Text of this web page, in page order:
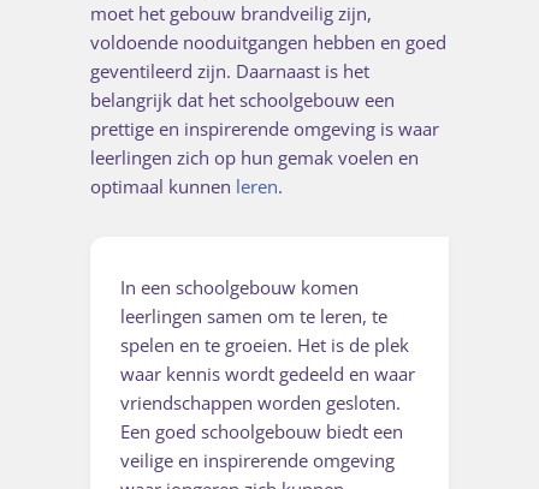
moet het gebouw brandveilig zijn,
voldoende nooduitgangen hebben en goed
geventileerd zijn. Daarnaast is het
belangrijk dat het schoolgebouw een
prettige en inspirerende omgeving is waar
leerlingen zich op hun gemak voelen en
optimaal kunnen leren.
In een schoolgebouw komen
leerlingen samen om te leren, te
spelen en te groeien. Het is de plek
waar kennis wordt gedeeld en waar
vriendschappen worden gesloten.
Een goed schoolgebouw biedt een
veilige en inspirerende omgeving